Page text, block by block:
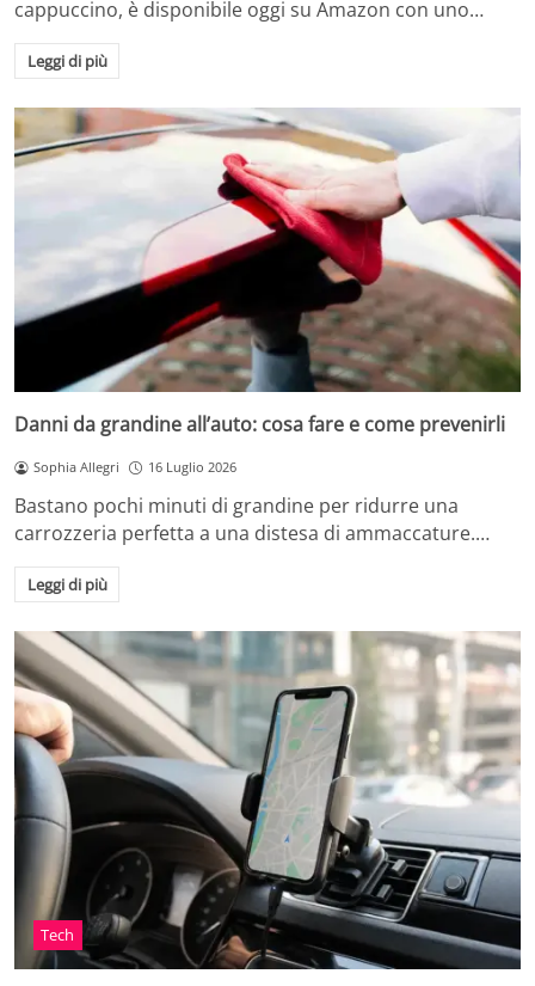
cappuccino, è disponibile oggi su Amazon con uno…
Leggi di più
Danni da grandine all’auto: cosa fare e come prevenirli
Sophia Allegri 16 Luglio 2026
Bastano pochi minuti di grandine per ridurre una
carrozzeria perfetta a una distesa di ammaccature.…
Leggi di più
Tech